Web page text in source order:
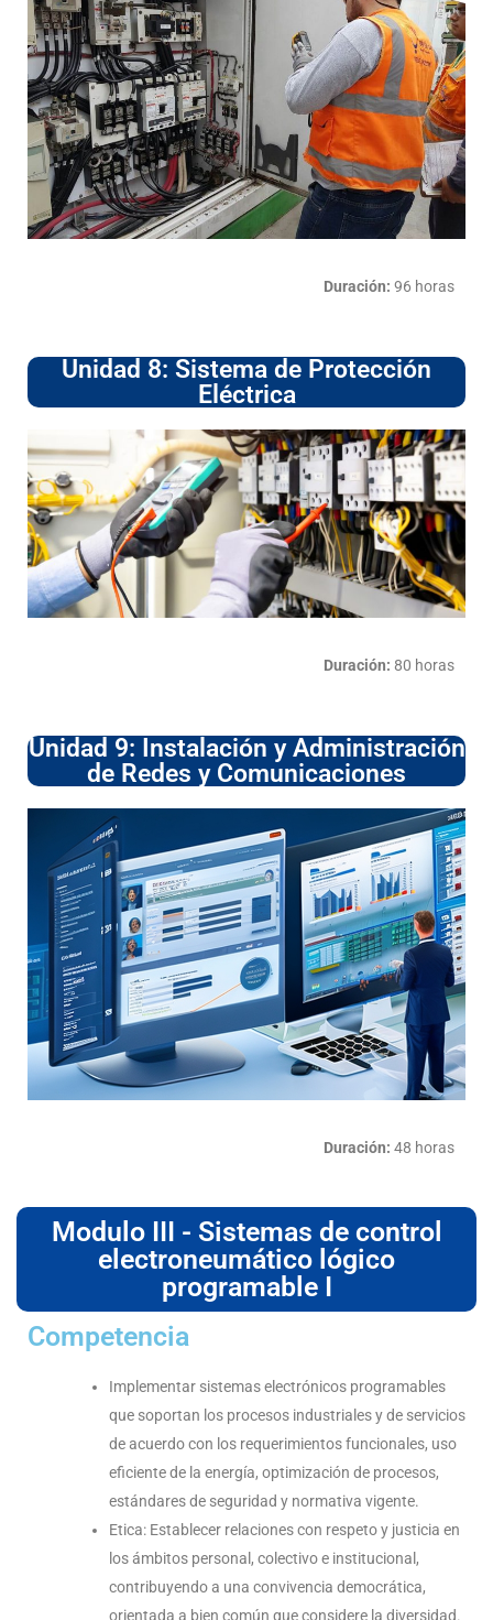
Duración: 96 horas
Unidad 8: Sistema de Protección
Eléctrica
Duración: 80 horas
Unidad 9: Instalación y Administración
de Redes y Comunicaciones
Duración: 48 horas
Modulo III - Sistemas de control
electroneumático lógico
programable I
Competencia
Implementar sistemas electrónicos programables
que soportan los procesos industriales y de servicios
de acuerdo con los requerimientos funcionales, uso
eficiente de la energía, optimización de procesos,
estándares de seguridad y normativa vigente.
Etica: Establecer relaciones con respeto y justicia en
los ámbitos personal, colectivo e institucional,
contribuyendo a una convivencia democrática,
orientada a bien común que considere la diversidad.